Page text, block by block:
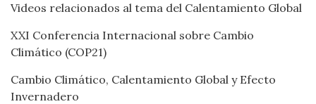
Videos relacionados al tema del Calentamiento Global
XXI Conferencia Internacional sobre Cambio
Climático (COP21)
Cambio Climático, Calentamiento Global y Efecto
Invernadero